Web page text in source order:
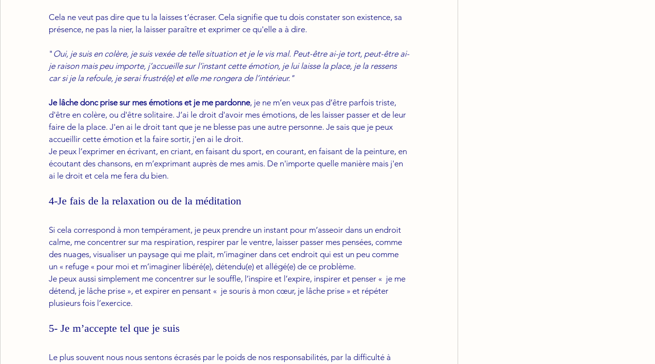
Cela ne veut pas dire que tu la laisses t’écraser. Cela signifie que tu dois constater son existence, sa
présence, ne pas la nier, la laisser paraître et exprimer ce qu'elle a à dire.
" Oui, je suis en colère, je suis vexée de telle situation et je le vis mal. Peut-être ai-je tort, peut-être ai-
je raison mais peu importe, j’accueille sur l’instant cette émotion, je lui laisse la place, je la ressens
car si je la refoule, je serai frustré(e) et elle me rongera de l’intérieur."
Je lâche donc prise sur mes émotions et je me pardonne, je ne m’en veux pas d’être parfois triste,
d'être en colère, ou d'être solitaire. J’ai le droit d'avoir mes émotions, de les laisser passer et de leur
faire de la place. J'en ai le droit tant que je ne blesse pas une autre personne. Je sais que je peux
accueillir cette émotion et la faire sortir, j'en ai le droit.
Je peux l’exprimer en écrivant, en criant, en faisant du sport, en courant, en faisant de la peinture, en
écoutant des chansons, en m’exprimant auprès de mes amis. De n'importe quelle manière mais j'en
ai le droit et cela me fera du bien.
4-Je fais de la relaxation ou de la méditation
Si cela correspond à mon tempérament, je peux prendre un instant pour m’asseoir dans un endroit
calme, me concentrer sur ma respiration, respirer par le ventre, laisser passer mes pensées, comme
des nuages, visualiser un paysage qui me plait, m’imaginer dans cet endroit qui est un peu comme
un « refuge « pour moi et m’imaginer libéré(e), détendu(e) et allégé(e) de ce problème.
Je peux aussi simplement me concentrer sur le souffle, l’inspire et l’expire, inspirer et penser «  je me
détend, je lâche prise », et expirer en pensant «  je souris à mon cœur, je lâche prise » et répéter
plusieurs fois l’exercice.
5- Je m’accepte tel que je suis
Le plus souvent nous nous sentons écrasés par le poids de nos responsabilités, par la difficulté à